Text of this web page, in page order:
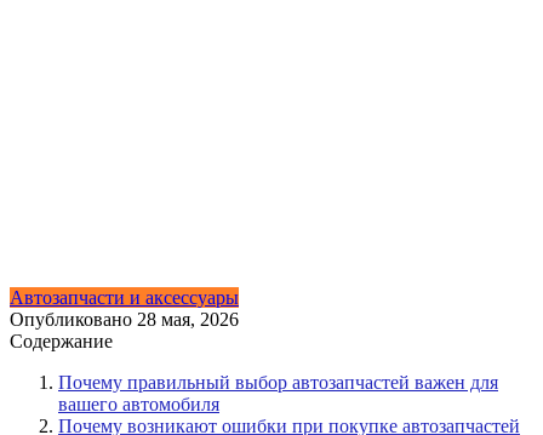
Автозапчасти и аксессуары
Опубликовано 28 мая, 2026
Содержание
Почему правильный выбор автозапчастей важен для
вашего автомобиля
Почему возникают ошибки при покупке автозапчастей